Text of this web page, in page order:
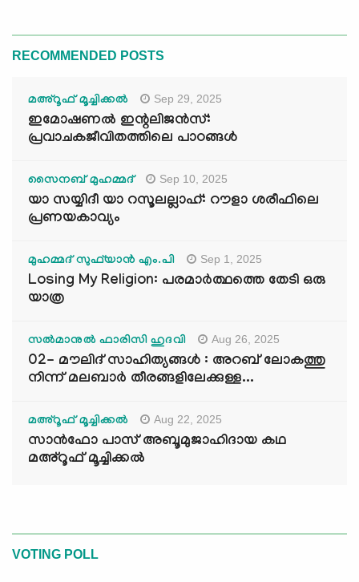
RECOMMENDED POSTS
മഅ്റൂഫ് മൂച്ചിക്കല്‍ Sep 29, 2025
ഇമോഷണൽ ഇന്റലിജൻസ്:
പ്രവാചകജീവിതത്തിലെ പാഠങ്ങൾ
സൈനബ് മുഹമ്മദ് Sep 10, 2025
യാ സയ്യിദീ യാ റസൂലല്ലാഹ്: റൗളാ ശരീഫിലെ
പ്രണയകാവ്യം
മുഹമ്മദ് സുഫ്‌യാൻ എം.പി Sep 1, 2025
Losing My Religion: പരമാർത്ഥത്തെ തേടി ഒരു
യാത്ര
സൽമാനുൽ ഫാരിസി ഹുദവി Aug 26, 2025
02- മൗലിദ് സാഹിത്യങ്ങൾ : അറബ് ലോകത്തു
നിന്ന് മലബാർ തീരങ്ങളിലേക്കുള്ള...
മഅ്റൂഫ് മൂച്ചിക്കല്‍ Aug 22, 2025
സാൻഫോ പാസ് അബൂമുജാഹിദായ കഥ
മഅ്റൂഫ് മൂച്ചിക്കല്‍
VOTING POLL